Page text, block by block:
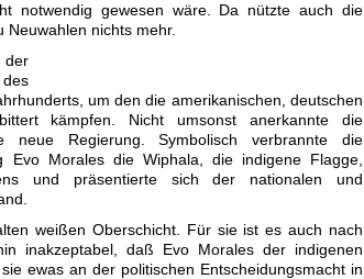
notwendig gewesen wäre. Da nützte auch die
Neuwahlen nichts mehr.
der
des
um den die amerikanischen, deutschen
kämpfen. Nicht umsonst anerkannte die
neue Regierung. Symbolisch verbrannte die
Morales die Wiphala, die indigene Flagge,
und präsentierte sich der nationalen und
weißen Oberschicht. Für sie ist es auch nach
inakzeptabel, daß Evo Morales der indigenen
ewas an der politischen Entscheidungsmacht in